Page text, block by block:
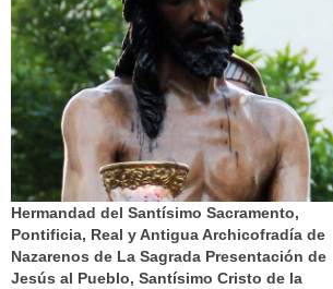
Hermandad del Santísimo Sacramento,
Pontificia, Real y Antigua Archicofradía de
Nazarenos de La Sagrada Presentación de
Jesús al Pueblo, Santísimo Cristo de la